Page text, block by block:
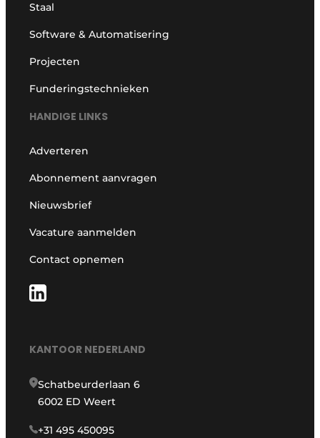
Staal
Software & Automatisering
Projecten
Funderingstechnieken
HANDIGE LINKS
Adverteren
Abonnement aanvragen
Nieuwsbrief
Vacature aanmelden
Contact opnemen
KANTOOR NEDERLAND
Schatbeurderlaan 6
6002 ED Weert
+31 495 450095